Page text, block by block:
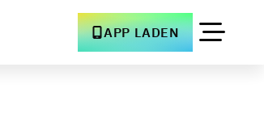
APP LADEN